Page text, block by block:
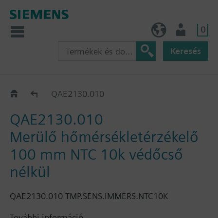
0
Keresés
QAE21..QAE2130.010
QAE2130.010
Merülő hőmérsékletérzékelő
100 mm NTC 10k védőcső
nélkül
QAE2130.010 TMP.SENS.IMMERS.NTC10K